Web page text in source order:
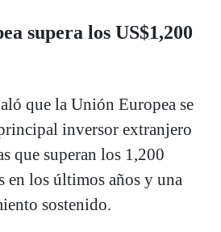
supera los US$1,200
que la Unión Europea se
inversor extranjero
que superan los 1,200
en los últimos años y una
sostenido.